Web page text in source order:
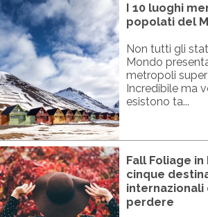
I 10 luoghi
popolati del
Non tutti gli
Mondo
metropoli
Incredibile ma
esistono ta...
Fall Foliage in
cinque
internazionali
perdere